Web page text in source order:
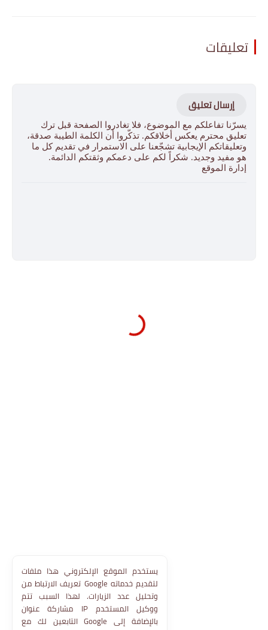
تعليقات
إرسال تعليق
يسرّنا تفاعلكم مع الموضوع، فلا تغادروا الصفحة قبل ترك
تعليق محترم يعكس أخلاقكم. تذكّروا أن الكلمة الطيبة صدقة،
وتعليقاتكم الإيجابية تشجّعنا على الاستمرار في تقديم كل ما
هو مفيد وجديد. شكراً لكم على دعمكم وثقتكم الدائمة.
إدارة الموقع
يستخدم الموقع الإلكتروني هذا ملفات
تعريف الارتباط من Google لتقديم خدماته
وتحليل عدد الزيارات. لهذا السبب تتم
مشاركة عنوان IP ووكيل المستخدم
التابعين لك مع Google بالإضافة إلى